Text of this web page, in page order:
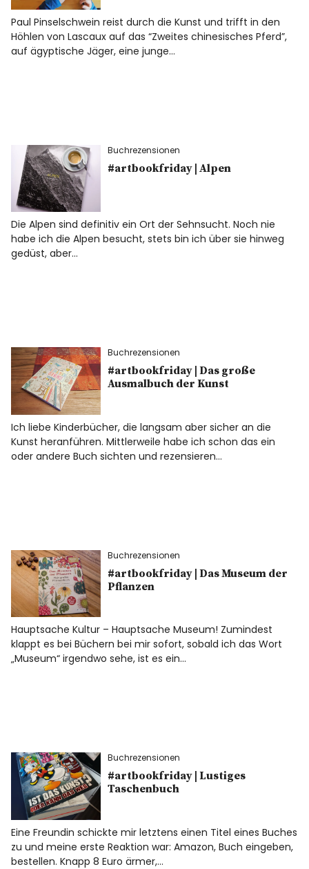
Paul Pinselschwein reist durch die Kunst und trifft in den
Höhlen von Lascaux auf das “Zweites chinesisches Pferd”,
auf ägyptische Jäger, eine junge…
Buchrezensionen
#artbookfriday | Alpen
Die Alpen sind definitiv ein Ort der Sehnsucht. Noch nie
habe ich die Alpen besucht, stets bin ich über sie hinweg
gedüst, aber…
Buchrezensionen
#artbookfriday | Das große
Ausmalbuch der Kunst
Ich liebe Kinderbücher, die langsam aber sicher an die
Kunst heranführen. Mittlerweile habe ich schon das ein
oder andere Buch sichten und rezensieren…
Buchrezensionen
#artbookfriday | Das Museum der
Pflanzen
Hauptsache Kultur – Hauptsache Museum! Zumindest
klappt es bei Büchern bei mir sofort, sobald ich das Wort
„Museum“ irgendwo sehe, ist es ein…
Buchrezensionen
#artbookfriday | Lustiges
Taschenbuch
Eine Freundin schickte mir letztens einen Titel eines Buches
zu und meine erste Reaktion war: Amazon, Buch eingeben,
bestellen. Knapp 8 Euro ärmer,…